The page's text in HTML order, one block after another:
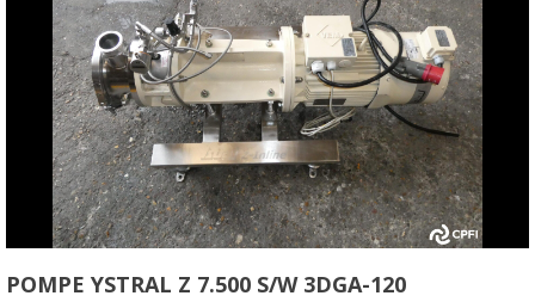
POMPE YSTRAL Z 7.500 S/W 3DGA-120